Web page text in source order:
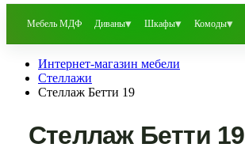
Мебель МДФ Диваны▾ Шкафы▾ Комоды▾
Интернет-магазин мебели
Стеллажи
Стеллаж Бетти 19
Стеллаж Бетти 19